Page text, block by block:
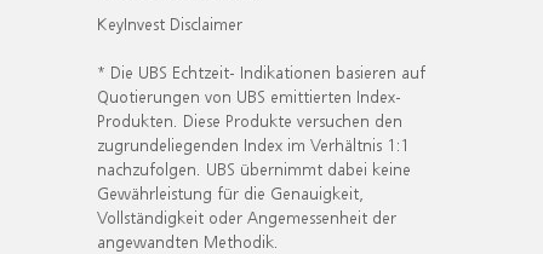
KeyInvest Disclaimer
* Die UBS Echtzeit- Indikationen basieren auf
Quotierungen von UBS emittierten Index-
Produkten. Diese Produkte versuchen den
zugrundeliegenden Index im Verhältnis 1:1
nachzufolgen. UBS übernimmt dabei keine
Gewährleistung für die Genauigkeit,
Vollständigkeit oder Angemessenheit der
angewandten Methodik.